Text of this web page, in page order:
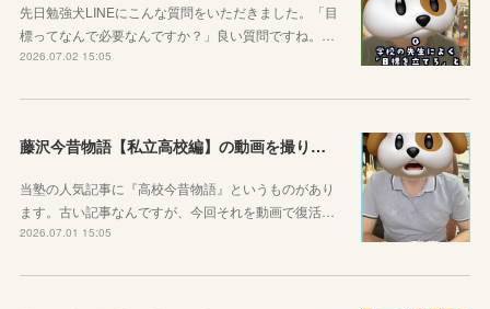
先日勉強犬LINEにこんな質問をいただきました。「目
標ってなんで必要なんですか？」良い質問ですね。…
2026.07.02 15:05
藤沢今昔物語【私立高校編】の動画を撮りました！
当塾の人気記事に『高校今昔物語』というものがあり
ます。古い記事なんですが、今回それを動画で復活…
2026.07.01 15:05